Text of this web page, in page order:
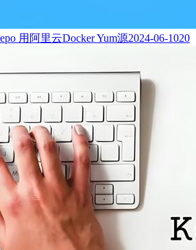
用阿里云Docker Yum源2024-06-1020